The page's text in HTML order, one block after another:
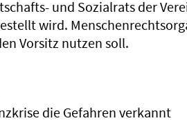
und Sozialrats der
wird.
Vorsitz nutzen soll.
die Gefahren verkannt